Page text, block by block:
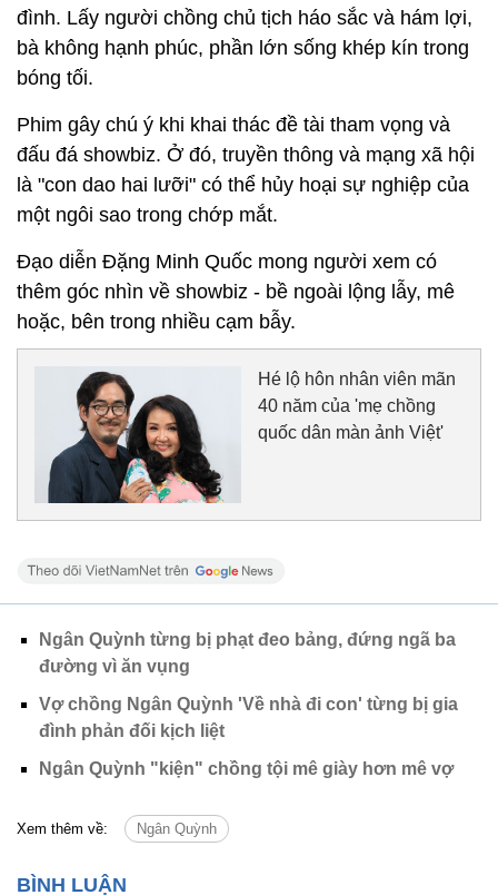
đình. Lấy người chồng chủ tịch háo sắc và hám lợi,
bà không hạnh phúc, phần lớn sống khép kín trong
bóng tối.
Phim gây chú ý khi khai thác đề tài tham vọng và
đấu đá showbiz. Ở đó, truyền thông và mạng xã hội
là "con dao hai lưỡi" có thể hủy hoại sự nghiệp của
một ngôi sao trong chớp mắt.
Đạo diễn Đặng Minh Quốc mong người xem có
thêm góc nhìn về showbiz - bề ngoài lộng lẫy, mê
hoặc, bên trong nhiều cạm bẫy.
Hé lộ hôn nhân viên mãn
40 năm của 'mẹ chồng
quốc dân màn ảnh Việt'
Ngân Quỳnh từng bị phạt đeo bảng, đứng ngã ba
đường vì ăn vụng
Vợ chồng Ngân Quỳnh 'Về nhà đi con' từng bị gia
đình phản đối kịch liệt
Ngân Quỳnh "kiện" chồng tội mê giày hơn mê vợ
Xem thêm về: Ngân Quỳnh